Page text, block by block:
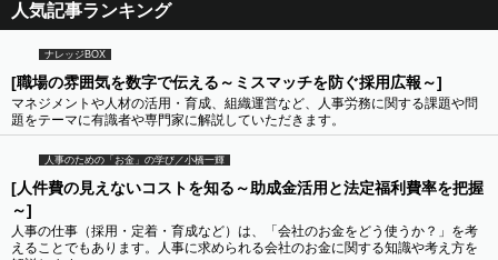
人気記事ランキング
ナレッジBOX
[職場の雰囲気を数字で伝える～ミスマッチを防ぐ採用広報～]
マネジメントや人材の活用・育成、組織運営など、人事労務に関する課題や問
題をテーマに有識者や専門家に解説していただきます。
人事のための「お金」の学び／小橋一輝
[人件費の見えないコストを知る～助成金活用と法定福利費率を把握
～]
人事の仕事（採用・定着・育成など）は、「会社のお金をどう使うか？」を考
えることでもあります。人事に求められる会社のお金に関する知識や考え方を